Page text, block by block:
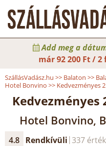
Add meg a
már92 200 Ft /
SzállásVadász.hu >> Balaton >>
Hotel Bonvino >> Kedvezményes
Kedvezményes
Hotel Bonvino,
4.8 Rendkívüli 337